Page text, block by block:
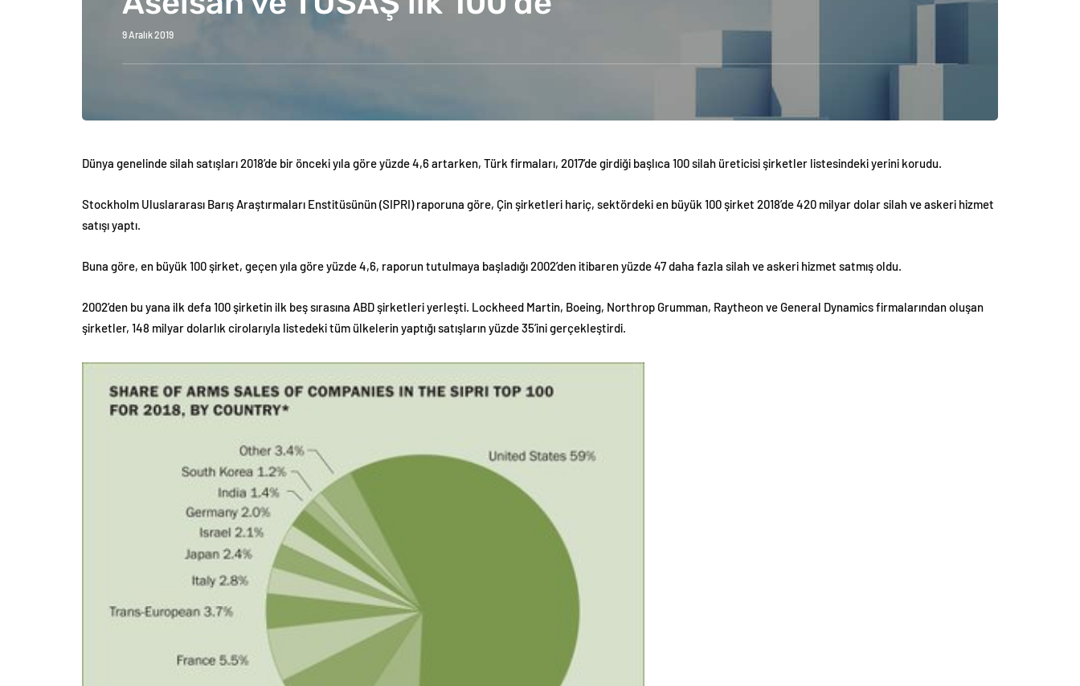
9 Aralık 2019
Dünya genelinde silah satışları 2018’de bir önceki yıla göre yüzde 4,6 artarken, Türk firmaları, 2017’de girdiği başlıca 100 silah üreticisi şirketler listesindeki yerini korudu.
Stockholm Uluslararası Barış Araştırmaları Enstitüsünün (SIPRI) raporuna göre, Çin şirketleri hariç, sektördeki en büyük 100 şirket 2018’de 420 milyar dolar silah ve askeri hizmet
satışı yaptı.
Buna göre, en büyük 100 şirket, geçen yıla göre yüzde 4,6, raporun tutulmaya başladığı 2002’den itibaren yüzde 47 daha fazla silah ve askeri hizmet satmış oldu.
2002’den bu yana ilk defa 100 şirketin ilk beş sırasına ABD şirketleri yerleşti. Lockheed Martin, Boeing, Northrop Grumman, Raytheon ve General Dynamics firmalarından oluşan
şirketler, 148 milyar dolarlık cirolarıyla listedeki tüm ülkelerin yaptığı satışların yüzde 35’ini gerçekleştirdi.